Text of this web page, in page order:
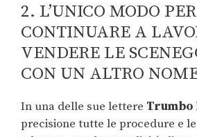
2. L’UNICO MODO PER
CONTINUARE A
VENDERE LE
CON UN ALTRO
In una delle sue lettere Trumbo
precisione tutte le procedure e